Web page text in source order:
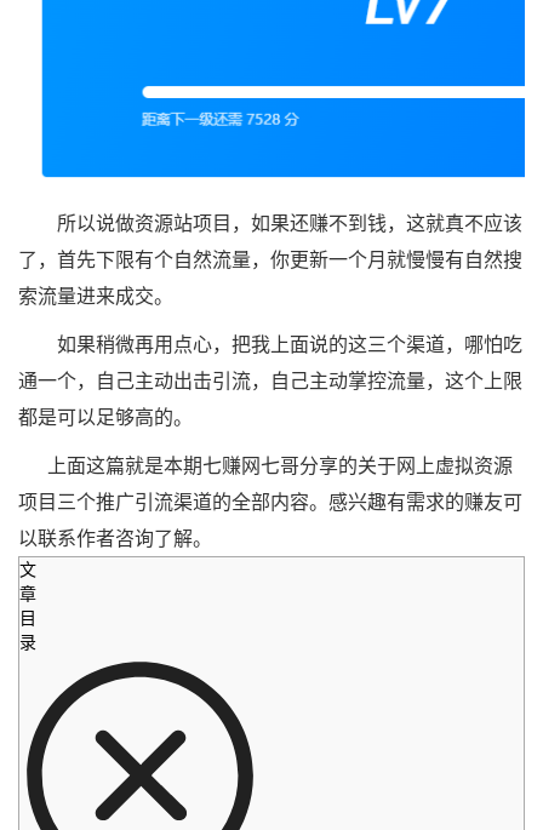
所以说做资源站项目，如果还赚不到钱，这就真不应该
了，首先下限有个自然流量，你更新一个月就慢慢有自然搜
索流量进来成交。
如果稍微再用点心，把我上面说的这三个渠道，哪怕吃
通一个，自己主动出击引流，自己主动掌控流量，这个上限
都是可以足够高的。
上面这篇就是本期七赚网七哥分享的关于网上虚拟资源
项目三个推广引流渠道的全部内容。感兴趣有需求的赚友可
以联系作者咨询了解。
文
章
目
录